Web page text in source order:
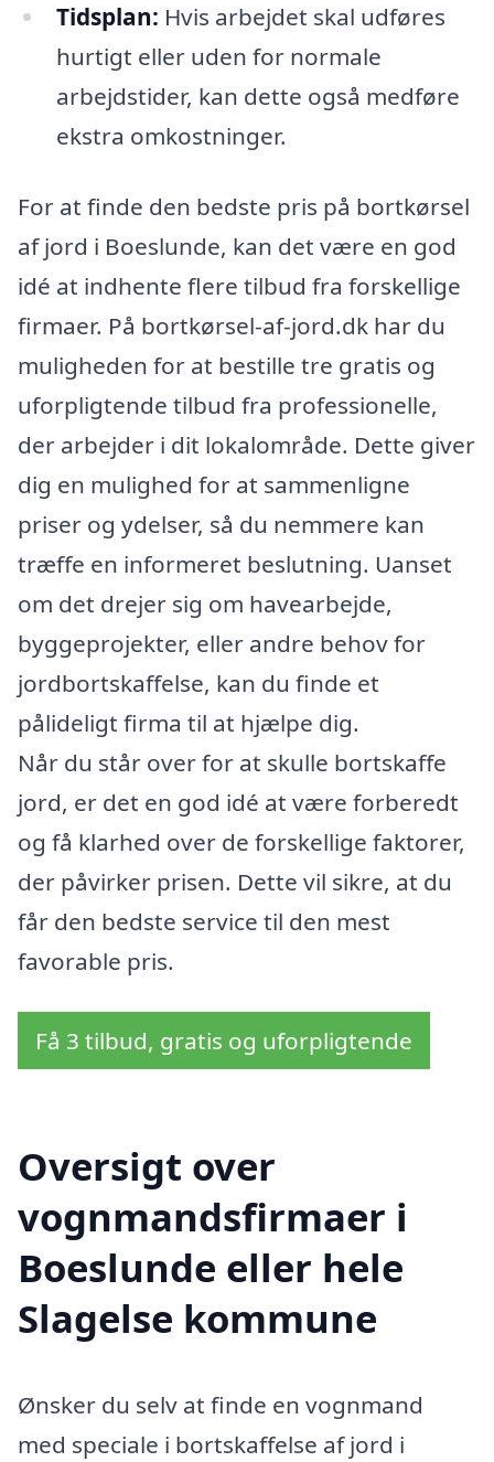
Tidsplan: Hvis arbejdet skal udføres
hurtigt eller uden for normale
arbejdstider, kan dette også medføre
ekstra omkostninger.
For at finde den bedste pris på bortkørsel
af jord i Boeslunde, kan det være en god
idé at indhente flere tilbud fra forskellige
firmaer. På bortkørsel-af-jord.dk har du
muligheden for at bestille tre gratis og
uforpligtende tilbud fra professionelle,
der arbejder i dit lokalområde. Dette giver
dig en mulighed for at sammenligne
priser og ydelser, så du nemmere kan
træffe en informeret beslutning. Uanset
om det drejer sig om havearbejde,
byggeprojekter, eller andre behov for
jordbortskaffelse, kan du finde et
pålideligt firma til at hjælpe dig.
Når du står over for at skulle bortskaffe
jord, er det en god idé at være forberedt
og få klarhed over de forskellige faktorer,
der påvirker prisen. Dette vil sikre, at du
får den bedste service til den mest
favorable pris.
Få 3 tilbud, gratis og uforpligtende
Oversigt over
vognmandsfirmaer i
Boeslunde eller hele
Slagelse kommune
Ønsker du selv at finde en vognmand
med speciale i bortskaffelse af jord i